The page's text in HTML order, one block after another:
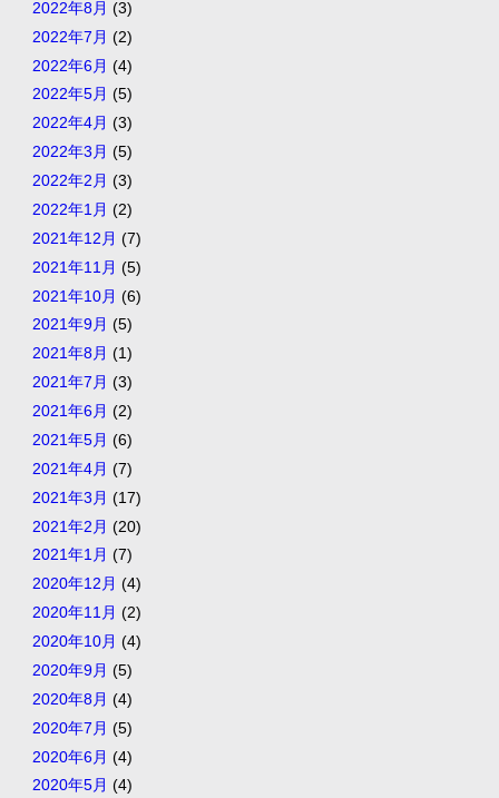
2022年8月 (3)
2022年7月 (2)
2022年6月 (4)
2022年5月 (5)
2022年4月 (3)
2022年3月 (5)
2022年2月 (3)
2022年1月 (2)
2021年12月 (7)
2021年11月 (5)
2021年10月 (6)
2021年9月 (5)
2021年8月 (1)
2021年7月 (3)
2021年6月 (2)
2021年5月 (6)
2021年4月 (7)
2021年3月 (17)
2021年2月 (20)
2021年1月 (7)
2020年12月 (4)
2020年11月 (2)
2020年10月 (4)
2020年9月 (5)
2020年8月 (4)
2020年7月 (5)
2020年6月 (4)
2020年5月 (4)